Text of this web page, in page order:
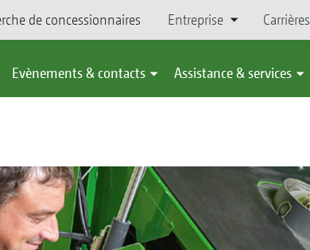
de concessionnaires Entreprise Carrières
Evènements & contacts Assistance & services